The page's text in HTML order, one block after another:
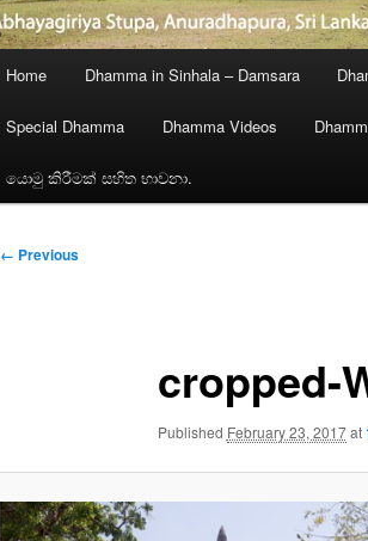
Home Dhamma in Sinhala – Damsara
Special Dhamma Dhamma Videos
යොමු කිරීමක් සහිත භාවනා.
Image
← Previous
cropped-
Published February 23, 2017at